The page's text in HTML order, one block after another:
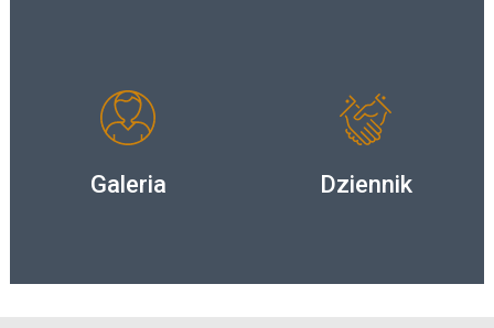
Galeria Dziennik